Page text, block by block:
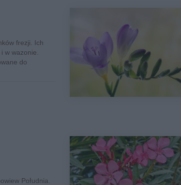
frezji. Ich
w wazonie.
do
Południa.